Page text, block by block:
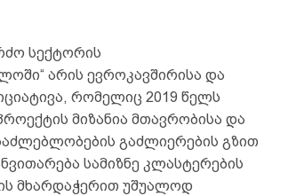
სექტორის
არის ევროკავშირისა და
რომელიც 2019 წელს
მიზანია მთავრობისა და
გაძლიერების გზით
სამიზნე კლასტერების
მხარდაჭერით უშუალოდ